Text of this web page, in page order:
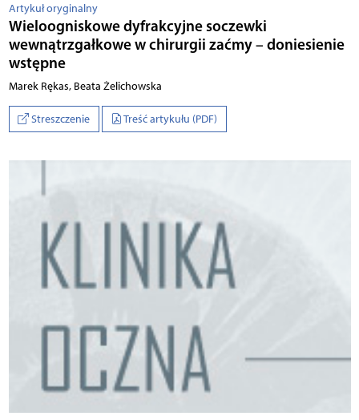
Artykuł oryginalny
Wieloogniskowe dyfrakcyjne soczewki
wewnątrzgałkowe w chirurgii zaćmy – doniesienie
wstępne
Marek Rękas, Beata Żelichowska
Streszczenie Treść artykułu (PDF)